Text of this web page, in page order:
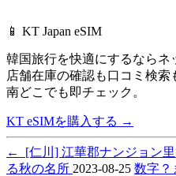
📱 KT Japan eSIM
韓国旅行を快適にするならネ
店舗在庫の確認も口コミ検索
南どこでも即チェック。
KT eSIMを購入する →
←
[仁川] 江華郡ナンジョン
る秋の名所 2023-08-25 数字？